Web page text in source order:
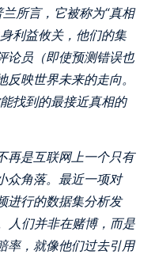
所言，它被称为“真相
利益攸关，他们的集
论员（即使预测错误也
映世界未来的走向。
找到的最接近真相的
再是互联网上一个只有
众角落。最近一项对
进行的数据集分析发
人们并非在赌博，而是
率，就像他们过去引用